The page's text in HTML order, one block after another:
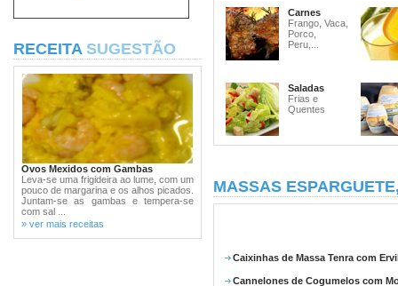
RECEITA SUGESTÃO
Ovos Mexidos com Gambas
Leva-se uma frigideira ao lume, com um
pouco de margarina e os alhos picados.
Juntam-se as gambas e tempera-se
com sal ...
» ver mais receitas
Carnes
Frango, Vaca,
Porco,
Peru,...
Saladas
Frias e
Quentes
MASSAS
Caixinhas de Massa Tenra com
Cannelones de Cogumelos com